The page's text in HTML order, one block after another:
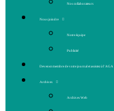
Nos collaborateurs
Nous joindre
Notre équipe
Publicité
Devenez membre de votre journal et assistez à l’AGA
Archives
Archives Web